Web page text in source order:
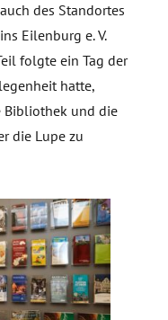
des Standortes
Eilenburg e. V.
folgte ein Tag der
hatte,
Bibliothek und die
die Lupe zu
und